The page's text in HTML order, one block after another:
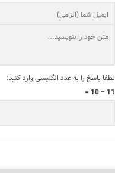
لطفا پاسخ را به عدد انگلیسی وارد کنید:
11 − 10 =